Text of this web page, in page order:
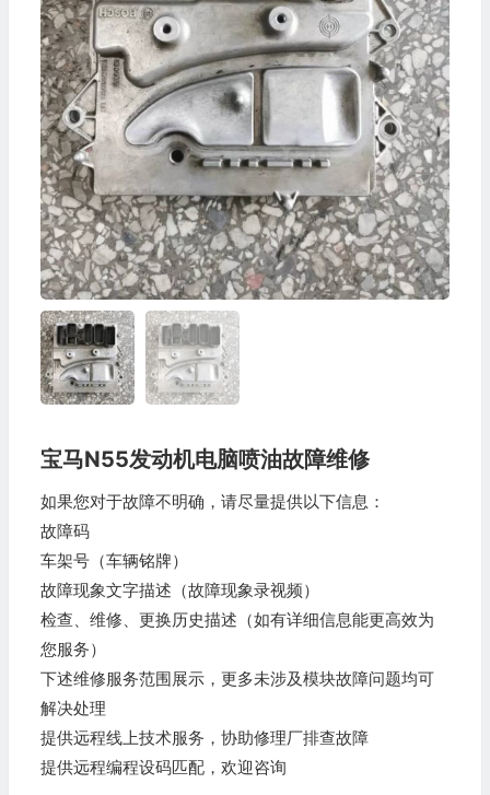
宝马N55发动机电脑喷油故障维修
如果您对于故障不明确，请尽量提供以下信息：
故障码
车架号（车辆铭牌）
故障现象文字描述（故障现象录视频）
检查、维修、更换历史描述（如有详细信息能更高效为
您服务）
下述维修服务范围展示，更多未涉及模块故障问题均可
解决处理
提供远程线上技术服务，协助修理厂排查故障
提供远程编程设码匹配，欢迎咨询